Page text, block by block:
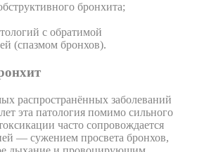
бронхита;
с обратимой
(спазмом бронхов).
распространённых заболеваний
эта патология помимо сильного
часто сопровождается
— сужением просвета бронхов,